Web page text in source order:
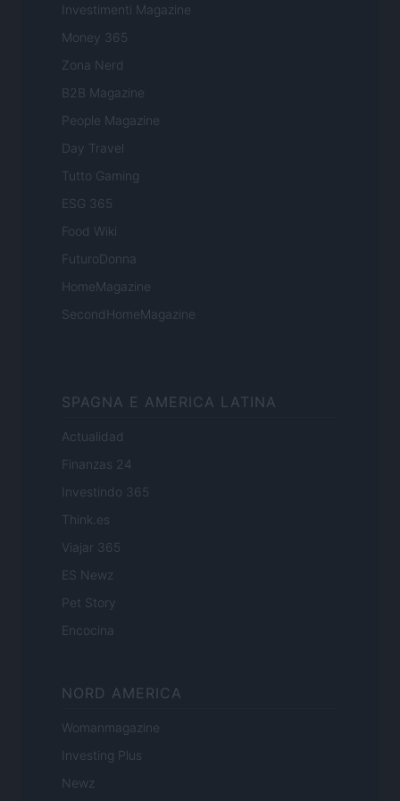
Investimenti Magazine
Money 365
Zona Nerd
B2B Magazine
People Magazine
Day Travel
Tutto Gaming
ESG 365
Food Wiki
FuturoDonna
HomeMagazine
SecondHomeMagazine
SPAGNA E AMERICA LATINA
Actualidad
Finanzas 24
Investindo 365
Think.es
Viajar 365
ES Newz
Pet Story
Encocina
NORD AMERICA
Womanmagazine
Investing Plus
Newz